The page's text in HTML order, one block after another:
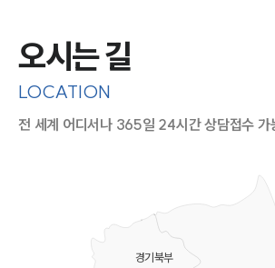
오시는 길
LOCATION
전 세계 어디서나 365일 24시간 상담접수 가
경기북부